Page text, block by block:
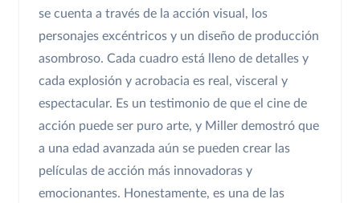
se cuenta a través de la acción visual, los
personajes excéntricos y un diseño de producción
asombroso. Cada cuadro está lleno de detalles y
cada explosión y acrobacia es real, visceral y
espectacular. Es un testimonio de que el cine de
acción puede ser puro arte, y Miller demostró que
a una edad avanzada aún se pueden crear las
películas de acción más innovadoras y
emocionantes. Honestamente, es una de las